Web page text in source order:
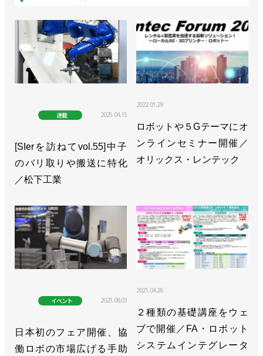
連載 2025.04.15
[SIerを訪ねてvol.55]中子
のバリ取りや搬送に特化
／松下工業
2022.01.29
ロボットや５Gテーマにオ
ンラインセミナー開催／
オリックス・レンテック
イベント 2023.08.03
日本初のフェア開催、協
働ロボの市場広げる手助
2021.04.26
２種類の基礎講座をウェ
ブで開催／FA・ロボット
システムインテグレータ